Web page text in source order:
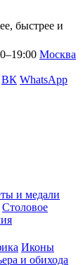
быстрее и
Москва
ВК WhatsApp
и медали
Столовое
Иконы
и обихода